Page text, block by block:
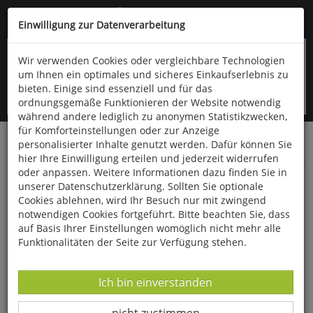
Kompletten Head der Seite überspringen
oder (06766) 9323-960
Startseite Bücher Literatur Diverses
Professor Unrat
Einwilligung zur Datenverarbeitung
Wir verwenden Cookies oder vergleichbare Technologien
um Ihnen ein optimales und sicheres Einkaufserlebnis zu
bieten. Einige sind essenziell und für das
ordnungsgemäße Funktionieren der Website notwendig
während andere lediglich zu anonymen Statistikzwecken,
für Komforteinstellungen oder zur Anzeige
personalisierter Inhalte genutzt werden. Dafür können Sie
hier Ihre Einwilligung erteilen und jederzeit widerrufen
oder anpassen. Weitere Informationen dazu finden Sie in
unserer Datenschutzerklärung. Sollten Sie optionale
Cookies ablehnen, wird Ihr Besuch nur mit zwingend
notwendigen Cookies fortgeführt. Bitte beachten Sie, dass
auf Basis Ihrer Einstellungen womöglich nicht mehr alle
Funktionalitäten der Seite zur Verfügung stehen.
Datenverarbeitung -
Ich bin einverstanden